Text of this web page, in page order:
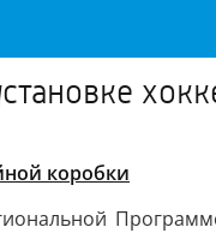
коробки